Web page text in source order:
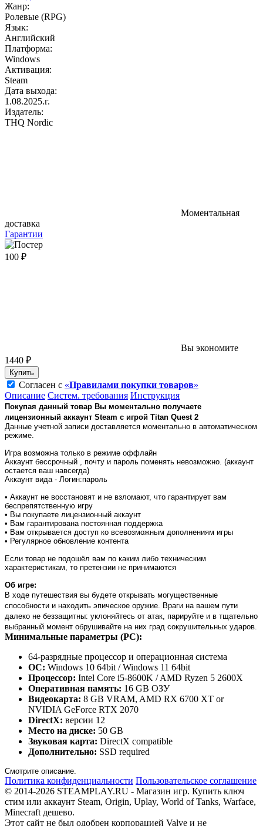
Жанр:
Ролевые (RPG)
Язык:
Английский
Платформа:
Windows
Активация:
Steam
Дата выхода:
1.08.2025.г.
Издатель:
THQ Nordic
Моментальная
доставка
Гарантии
100 ₽
Вы экономите
1440 ₽
Купить
Согласен с «Правилами покупки товаров»
Описание Систем. требования Инструкция
Покупая данный товар Вы моментально получаете
лицензионный аккаунт Steam с игрой Titan Quest 2
Данные учетной записи доставляется моментально в автоматическом
режиме.
Игра возможна только в режиме оффлайн
Аккаунт бессрочный , почту и пароль поменять невозможно. (аккаунт
остается ваш навсегда)
Аккаунт вида - Логин:пароль
• Аккаунт не восстановят и не взломают, что гарантирует вам
беспрепятственную игру
• Вы покупаете лицензионный аккаунт
• Вам гарантирована постоянная поддержка
• Вам открывается доступ ко всевозможным дополнениям игры
• Регулярное обновление контента
Если товар не подошёл вам по каким либо техническим
характеристикам, то претензии не принимаются
Об игре:
В ходе путешествия вы будете открывать могущественные
способности и находить эпическое оружие. Враги на вашем пути
далеко не беззащитны: уклоняйтесь от атак, парируйте и в тщательно
выбранный момент обрушивайте на них град сокрушительных ударов.
Минимальные параметры (PC):
64-разрядные процессор и операционная система
ОС: Windows 10 64bit / Windows 11 64bit
Процессор: Intel Core i5-8600K / AMD Ryzen 5 2600X
Оперативная память: 16 GB ОЗУ
Видеокарта: 8 GB VRAM, AMD RX 6700 XT or
NVIDIA GeForce RTX 2070
DirectX: версии 12
Место на диске: 50 GB
Звуковая карта: DirectX compatible
Дополнительно: SSD required
Смотрите описание.
Политика конфиденциальности Пользовательское соглашение
© 2014-2026 STEAMPLAY.RU - Магазин игр. Купить ключ
стим или аккаунт Steam, Origin, Uplay, World of Tanks, Warface,
Minecraft дешево.
Этот сайт не был одобрен корпорацией Valve и не